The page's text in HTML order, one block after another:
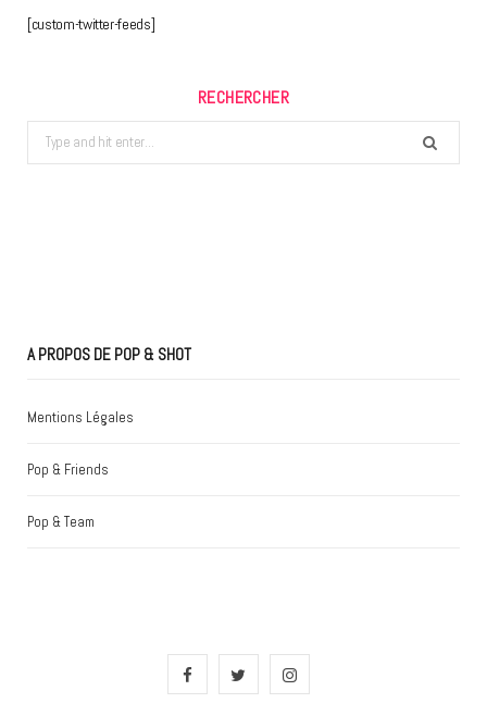
[custom-twitter-feeds]
RECHERCHER
Search
for:
A PROPOS DE POP & SHOT
Mentions Légales
Pop & Friends
Pop & Team
F I